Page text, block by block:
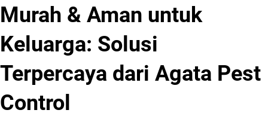
Murah & Aman untuk
Keluarga: Solusi
Terpercaya dari Agata Pest
Control